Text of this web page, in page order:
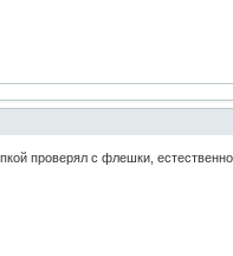
проверял с флешки,